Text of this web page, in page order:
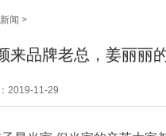
新闻 >
来品牌老总，姜丽丽
2019-11-29